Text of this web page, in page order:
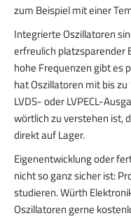
zum Beispiel mit einer
Integrierte Oszillatoren
erfreulich platzsparender
hohe Frequenzen gibt es
hat Oszillatoren mit bis
LVDS- oder LVPECL-
wörtlich zu verstehen ist,
direkt auf Lager.
Eigenentwicklung oder
nicht so ganz sicher ist:
studieren. Würth
Oszillatoren gerne